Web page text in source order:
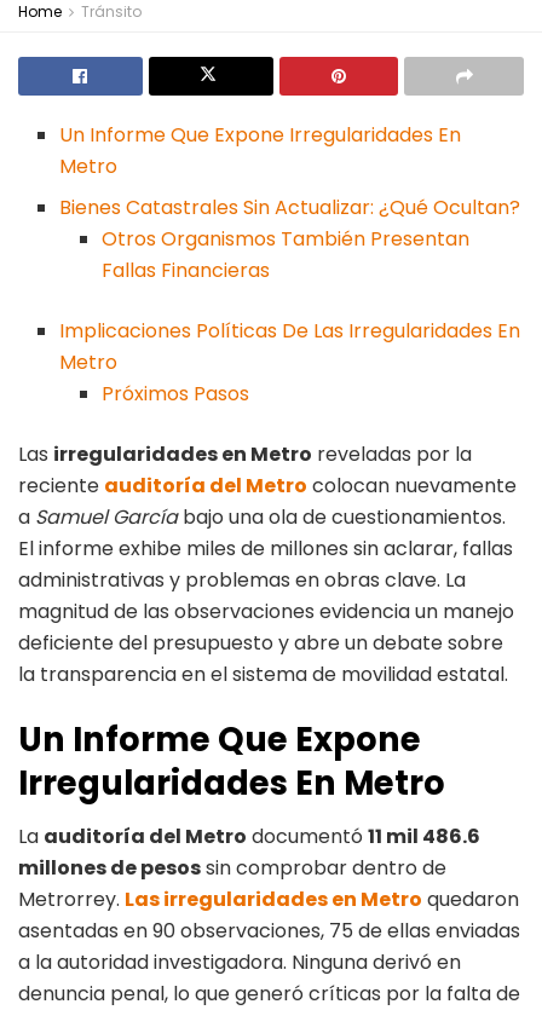
Home Tránsito
Un Informe Que Expone Irregularidades En
Metro
Bienes Catastrales Sin Actualizar: ¿Qué Ocultan?
Otros Organismos También Presentan
Fallas Financieras
Implicaciones Políticas De Las Irregularidades En
Metro
Próximos Pasos
Las irregularidades en Metro reveladas por la
reciente auditoría del Metro colocan nuevamente
a Samuel Garcíabajo una ola de cuestionamientos.
El informe exhibe miles de millones sin aclarar, fallas
administrativas y problemas en obras clave. La
magnitud de las observaciones evidencia un manejo
deficiente del presupuesto y abre un debate sobre
la transparencia en el sistema de movilidad estatal.
Un Informe Que Expone
Irregularidades En Metro
La auditoría del Metro documentó 11 mil 486.6
millones de pesossin comprobar dentro de
Metrorrey. Las irregularidades en Metro quedaron
asentadas en 90 observaciones, 75 de ellas enviadas
a la autoridad investigadora. Ninguna derivó en
denuncia penal, lo que generó críticas por la falta de